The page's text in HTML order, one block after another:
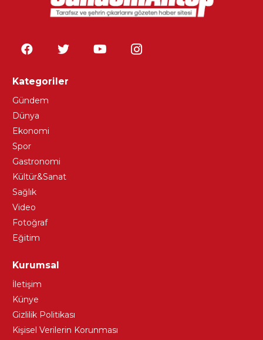
Kategoriler
Gündem
Dünya
Ekonomi
Spor
Gastronomi
Kültür&Sanat
Sağlık
Video
Fotoğraf
Eğitim
Kurumsal
İletişim
Künye
Gizlilik Politikası
Kişisel Verilerin Korunması